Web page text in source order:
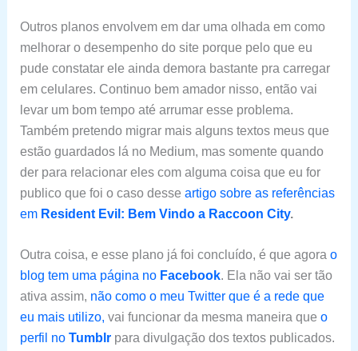
Outros planos envolvem em dar uma olhada em como
melhorar o desempenho do site porque pelo que eu
pude constatar ele ainda demora bastante pra carregar
em celulares. Continuo bem amador nisso, então vai
levar um bom tempo até arrumar esse problema.
Também pretendo migrar mais alguns textos meus que
estão guardados lá no Medium, mas somente quando
der para relacionar eles com alguma coisa que eu for
publico que foi o caso desse artigo sobre as referências
em Resident Evil: Bem Vindo a Raccoon City.
Outra coisa, e esse plano já foi concluído, é que agora o
blog tem uma página noFacebook. Ela não vai ser tão
ativa assim, não como o meu Twitter que é a rede que
eu mais utilizo, vai funcionar da mesma maneira que o
perfil no Tumblrpara divulgação dos textos publicados.